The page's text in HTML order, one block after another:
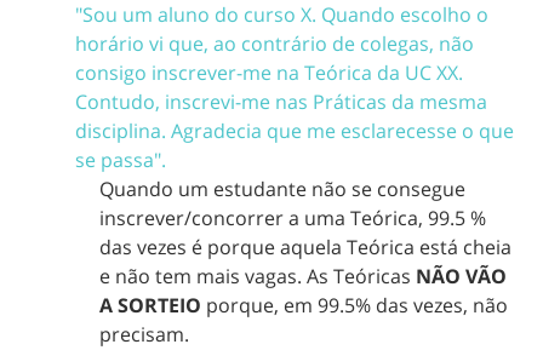
"Sou um aluno do curso X. Quando escolho o
horário vi que, ao contrário de colegas, não
consigo inscrever-me na Teórica da UC XX.
Contudo, inscrevi-me nas Práticas da mesma
disciplina. Agradecia que me esclarecesse o que
se passa".
Quando um estudante não se consegue
inscrever/concorrer a uma Teórica, 99.5 %
das vezes é porque aquela Teórica está cheia
e não tem mais vagas. As Teóricas NÃO VÃO
A SORTEIO porque, em 99.5% das vezes, não
precisam.